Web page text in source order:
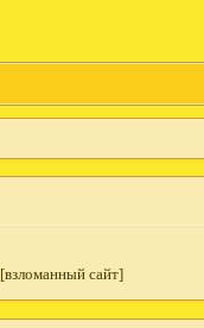
[взломанный сайт]